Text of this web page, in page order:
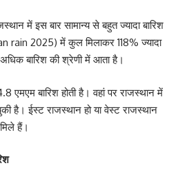
में इस बार सामान्य से बहुत ज्यादा बारिश
rain 2025) में कुल मिलाकर 118% ज्यादा
बारिश की श्रेणी में आता है।
एमएम बारिश होती है। वहां पर राजस्थान में
है। ईस्ट राजस्थान हो या वेस्ट राजस्थान
हैं।